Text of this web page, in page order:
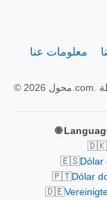
معلومات عنا
🌐
🇩🇰
🇪🇸Dólar
🇵🇹Dólar
🇩🇪